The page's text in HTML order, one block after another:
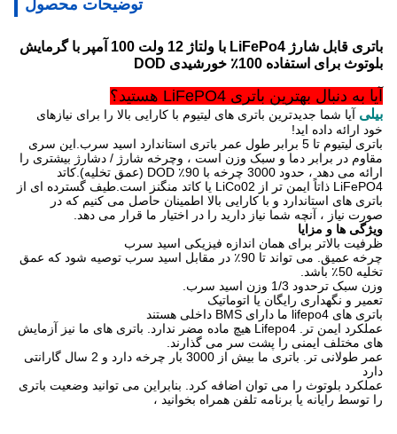
توضیحات محصول
باتری قابل شارژ LiFePo4 با ولتاژ 12 ولت 100 آمپر با گرمایش
بلوتوث برای استفاده 100٪ خورشیدی DOD
آیا به دنبال بهترین باتری LiFePO4 هستید؟
بیلی آیا شما جدیدترین باتری های لیتیوم با کارایی بالا را برای نیازهای
خود ارائه داده اید!
باتری لیتیوم تا 5 برابر طول عمر باتری استاندارد اسید سرب.این سری
مقاوم در برابر دما و سبک وزن است ، وچرخه شارژ / دشارژ بیشتری را
ارائه می دهد ، حدود 3000 چرخه با 90٪ DOD (عمق تخلیه).کاتد
LiFePO4 ذاتاً ایمن تر از LiCo02 یا کاتد منگنز است.طیف گسترده ای از
باتری های استاندارد و با کارایی بالا اطمینان حاصل می کنیم که در
صورت نیاز ، آنچه شما نیاز دارید را در اختیار ما قرار می دهد.
ویژگی ها و مزایا
ظرفیت بالاتر برای همان اندازه فیزیکی اسید سرب
چرخه عمیق. می تواند تا 90٪ در مقابل اسید سرب توصیه شود که عمق
تخلیه 50٪ باشد.
وزن سبک ترحدود 1/3 وزن اسید سرب.
تعمیر و نگهداری رایگان یا اتوماتیک
باتری های lifepo4 ما دارای BMS داخلی هستند
عملکرد ایمن تر. Lifepo4 هیچ ماده مضر ندارد. باتری های ما نیز آزمایش
های مختلف ایمنی را پشت سر می گذارند.
عمر طولانی تر. باتری ما بیش از 3000 بار چرخه دارد و 2 سال گارانتی
دارد
عملکرد بلوتوث را می توان اضافه کرد. بنابراین می توانید وضعیت باتری
را توسط رایانه یا برنامه تلفن همراه بخوانید ،